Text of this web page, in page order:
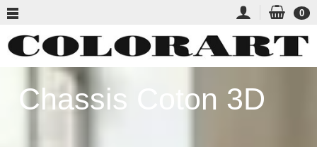
0
Chassis Coton 3D